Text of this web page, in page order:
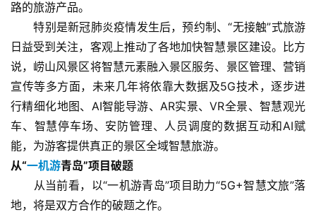
兴
智
慧
旅
游
A
R
+
旅
登录 注册
路的旅游产品。
特别是新冠肺炎疫情发生后，预约制、“无接触”式旅游
日益受到关注，客观上推动了各地加快智慧景区建设。比方
说，崂山风景区将智慧元素融入景区服务、景区管理、营销
宣传等多方面，未来几年将依靠大数据及5G技术，逐步进
行精细化地图、AI智能导游、AR实景、VR全景、智慧观光
车、智慧停车场、安防管理、人员调度的数据互动和AI赋
能，为游客提供真正的景区全域智慧旅游。
从“一机游青岛”项目破题
从当前看，以“一机游青岛”项目助力“5G+智慧文旅”落
地，将是双方合作的破题之作。